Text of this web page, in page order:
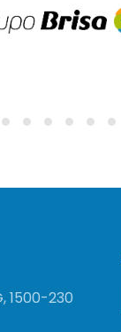
1500-230